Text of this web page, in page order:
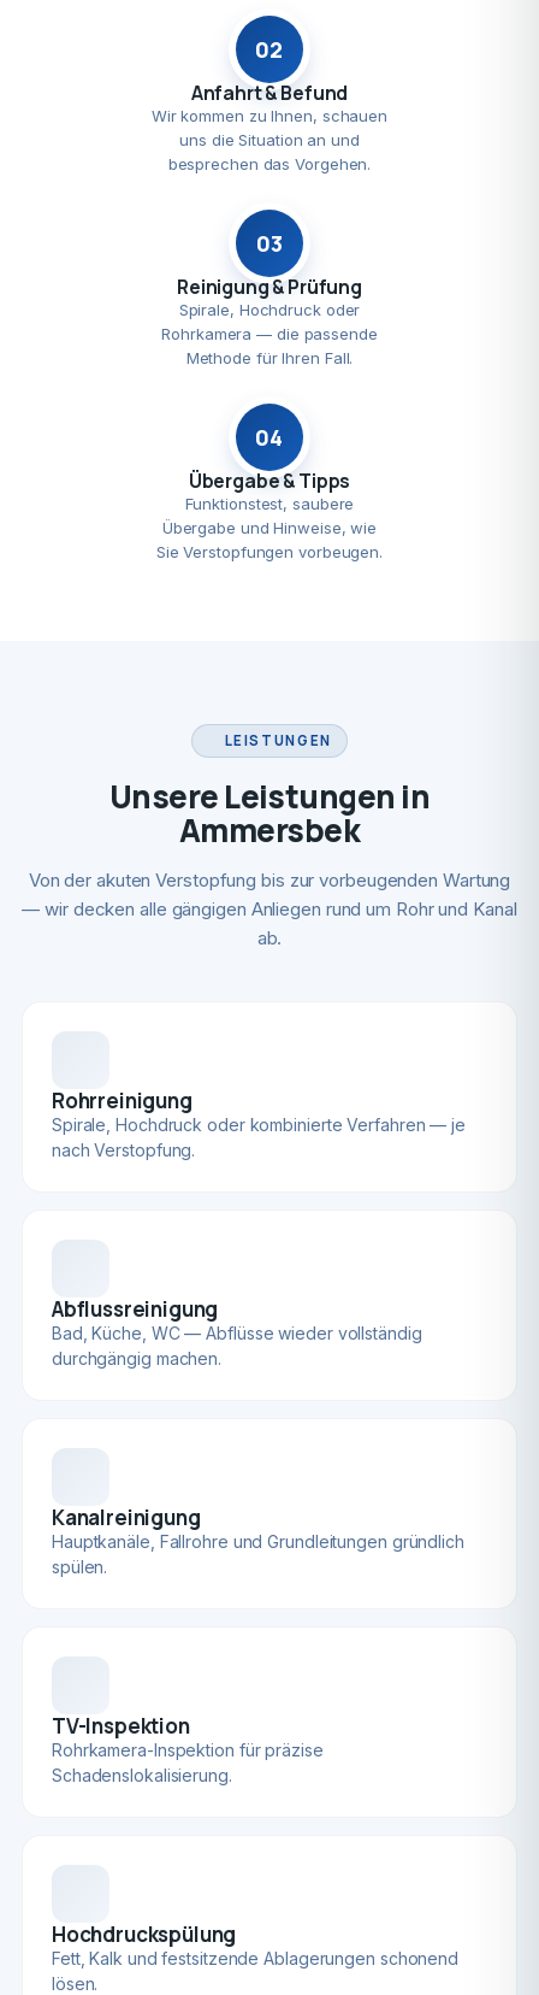
02
Anfahrt & Befund
Wir kommen zu Ihnen, schauen
uns die Situation an und
besprechen das Vorgehen.
03
Reinigung & Prüfung
Spirale, Hochdruck oder
Rohrkamera — die passende
Methode für Ihren Fall.
04
Übergabe & Tipps
Funktionstest, saubere
Übergabe und Hinweise, wie
Sie Verstopfungen vorbeugen.
LEISTUNGEN
Unsere Leistungen in
Ammersbek
Von der akuten Verstopfung bis zur vorbeugenden Wartung
— wir decken alle gängigen Anliegen rund um Rohr und Kanal
ab.
Rohrreinigung
Spirale, Hochdruck oder kombinierte Verfahren — je
nach Verstopfung.
Abflussreinigung
Bad, Küche, WC — Abflüsse wieder vollständig
durchgängig machen.
Kanalreinigung
Hauptkanäle, Fallrohre und Grundleitungen gründlich
spülen.
TV-Inspektion
Rohrkamera-Inspektion für präzise
Schadenslokalisierung.
Hochdruckspülung
Fett, Kalk und festsitzende Ablagerungen schonend
lösen.